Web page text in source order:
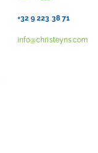
+32 9 223 38 71
info@christeyns.com